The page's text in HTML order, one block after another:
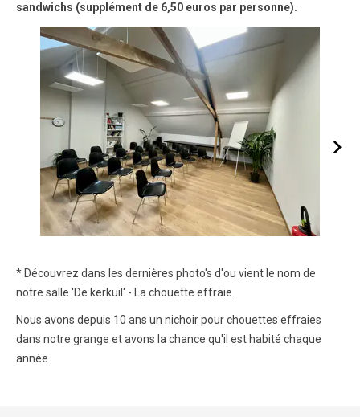
sandwichs (supplément de 6,50 euros par personne).
* Découvrez dans les dernières photo's d'ou vient le nom de
notre salle 'De kerkuil' - La chouette effraie.
Nous avons depuis 10 ans un nichoir pour chouettes effraies
dans notre grange et avons la chance qu'il est habité chaque
année.